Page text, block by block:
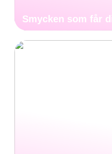
Smycken som får